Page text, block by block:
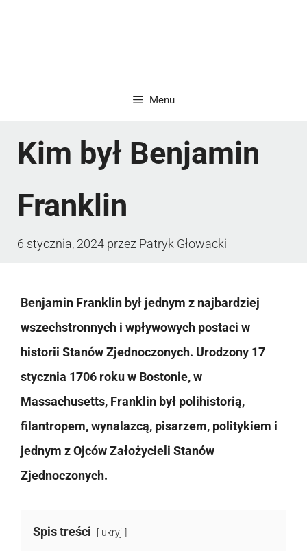
Menu
Kim był Benjamin
Franklin
6 stycznia, 2024 przez Patryk Głowacki
Benjamin Franklin był jednym z najbardziej
wszechstronnych i wpływowych postaci w
historii Stanów Zjednoczonych. Urodzony 17
stycznia 1706 roku w Bostonie, w
Massachusetts, Franklin był polihistorią,
filantropem, wynalazcą, pisarzem, politykiem i
jednym z Ojców Założycieli Stanów
Zjednoczonych.
Spis treści ukryj